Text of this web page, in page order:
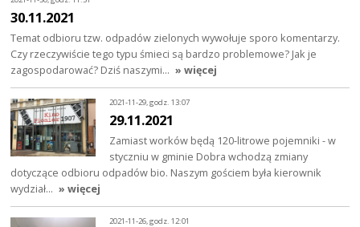
30.11.2021
Temat odbioru tzw. odpadów zielonych wywołuje sporo komentarzy.
Czy rzeczywiście tego typu śmieci są bardzo problemowe? Jak je
zagospodarować? Dziś naszymi… » więcej
2021-11-29, godz. 13:07
29.11.2021
Zamiast worków będą 120-litrowe pojemniki - w
styczniu w gminie Dobra wchodzą zmiany
dotyczące odbioru odpadów bio. Naszym gościem była kierownik
wydział… » więcej
2021-11-26, godz. 12:01